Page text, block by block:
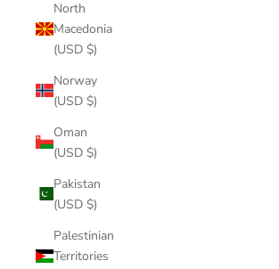
North
Macedonia
(USD $)
Norway
(USD $)
Oman
(USD $)
Pakistan
(USD $)
Palestinian
Territories